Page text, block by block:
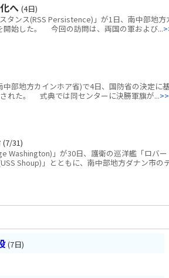
へ (4日)
タンス(RSS Persistence)」が1日、南中部地方
開始した。 今回の訪問は、両国の軍および...
部地方カインホア省)で4日、国防省の決定に
れた。 式典では同センターに決勝軍旗が...>>
(7/31)
Washington)」が30日、護衛の巡洋艦「ロバー
Shoup)」とともに、南中部地方ダナン市の
(7日)